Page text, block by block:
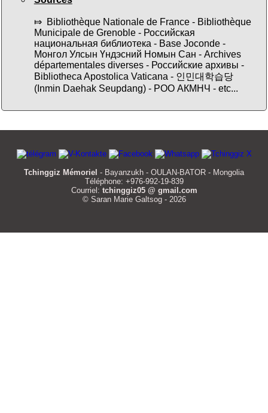
⤇ Bibliothèque Nationale de France - Bibliothèque
Municipale de Grenoble - Российская
национальная библиотека - Base Joconde -
Монгол Улсын Үндэсний Номын Сан - Archives
départementales diverses - Российские архивы -
Bibliotheca Apostolica Vaticana - 인민대학습당
(Inmin Daehak Seupdang) - РОО АКМНЧ - etc...
Tchinggiz Mémoriel - Bayanzukh - OULAN-BATOR - Mongolia
Téléphone: +976-992-19-839
Courriel: tchinggiz05 @ gmail.com
© Saran Marie Galtsog - 2026